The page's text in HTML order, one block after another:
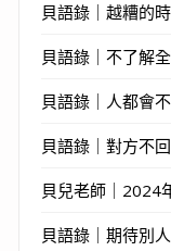
貝語錄｜越糟的
貝語錄｜不了解
貝語錄｜人都會
貝語錄｜對方不
貝兒老師｜2024
貝語錄｜期待別